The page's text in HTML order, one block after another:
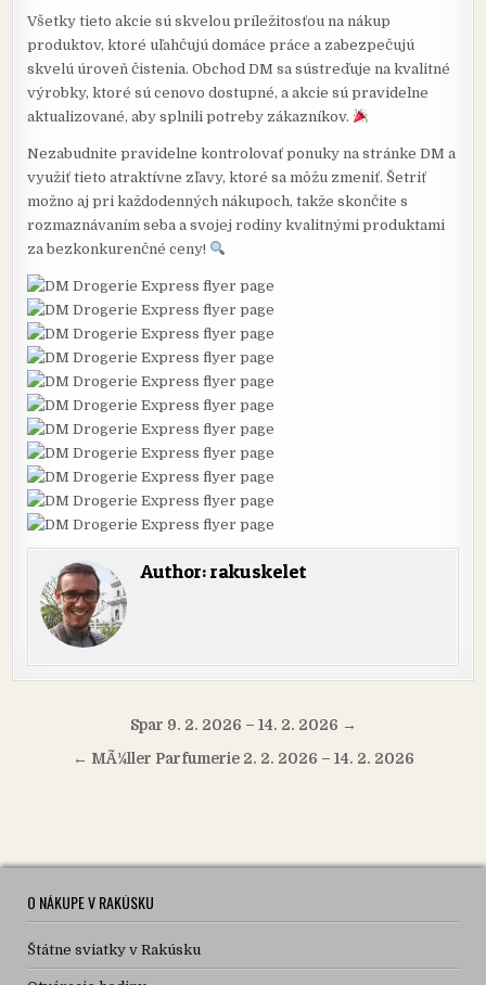
Všetky tieto akcie sú skvelou príležitosťou na nákup
produktov, ktoré uľahčujú domáce práce a zabezpečujú
skvelú úroveň čistenia. Obchod DM sa sústreďuje na kvalitné
výrobky, ktoré sú cenovo dostupné, a akcie sú pravidelne
aktualizované, aby splnili potreby zákazníkov.
Nezabudnite pravidelne kontrolovať ponuky na stránke DM a
využiť tieto atraktívne zľavy, ktoré sa môžu zmeniť. Šetriť
možno aj pri každodenných nákupoch, takže skončite s
rozmaznávaním seba a svojej rodiny kvalitnými produktami
za bezkonkurenčné ceny!
Author:rakuskelet
NavigáciaSpar 9. 2. 2026 – 14. 2. 2026 →
← MÃ¼ller Parfumerie 2. 2. 2026 – 14. 2. 2026
O NÁKUPE V RAKÚSKU
Štátne sviatky v Rakúsku